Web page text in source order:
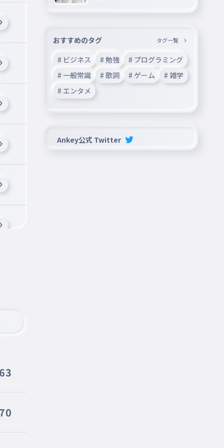
おすすめのタグ タグ一覧
# ビジネス # 勉強
# プログラミング
# 一般常識
# 歌詞 # ゲーム
# 雑学
# エンタメ
Ankey公式 Twitter